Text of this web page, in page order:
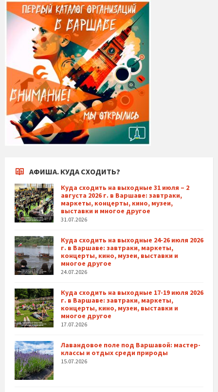
АФИША. КУДА СХОДИТЬ?
Куда сходить на выходные 31 июля – 2
августа 2026 г. в Варшаве: завтраки,
маркеты, концерты, кино, музеи,
выставки и многое другое
31.07.2026
Куда сходить на выходные 24-26 июля 2026
г. в Варшаве: завтраки, маркеты,
концерты, кино, музеи, выставки и
многое другое
24.07.2026
Куда сходить на выходные 17-19 июля 2026
г. в Варшаве: завтраки, маркеты,
концерты, кино, музеи, выставки и
многое другое
17.07.2026
Лавандовое поле под Варшавой: мастер-
классы и отдых среди природы
15.07.2026